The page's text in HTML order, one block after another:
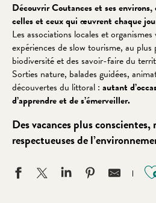
Découvrir Coutances et ses environs,
celles et ceux qui œuvrent chaque
Les associations locales et
expériences de slow tourisme, au plus
biodiversité et des savoir-faire du
Sorties nature, balades guidées,
découvertes du littoral : autant
d’apprendre et de s’émerveiller.
Des vacances plus
respectueuses de